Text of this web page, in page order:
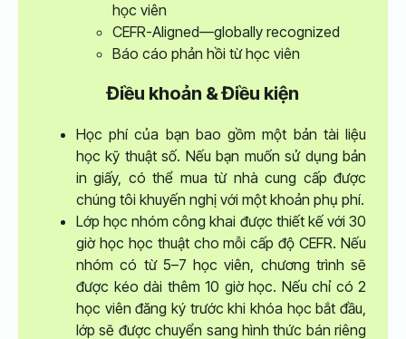
học viên
CEFR-Aligned—globally recognized
Báo cáo phản hồi từ học viên
Điều khoản & Điều kiện
Học phí của bạn bao gồm một bản tài liệu
học kỹ thuật số. Nếu bạn muốn sử dụng bản
in giấy, có thể mua từ nhà cung cấp được
chúng tôi khuyến nghị với một khoản phụ phí.
Lớp học nhóm công khai được thiết kế với 30
giờ học học thuật cho mỗi cấp độ CEFR. Nếu
nhóm có từ 5–7 học viên, chương trình sẽ
được kéo dài thêm 10 giờ học. Nếu chỉ có 2
học viên đăng ký trước khi khóa học bắt đầu,
lớp sẽ được chuyển sang hình thức bán riêng